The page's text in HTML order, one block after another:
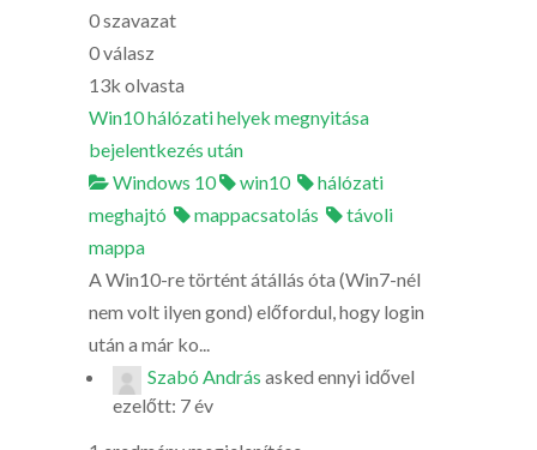
0szavazat
0válasz
13k olvasta
Win10 hálózati helyek megnyitása
bejelentkezés után
Windows 10
win10
hálózati
meghajtó
mappacsatolás
távoli
mappa
A Win10-re történt átállás óta (Win7-nél
nem volt ilyen gond) előfordul, hogy login
után a már ko...
Szabó András asked ennyi idővel
ezelőtt: 7 év